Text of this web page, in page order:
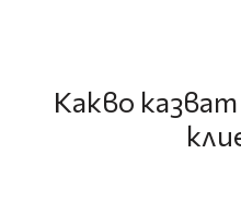
Какво